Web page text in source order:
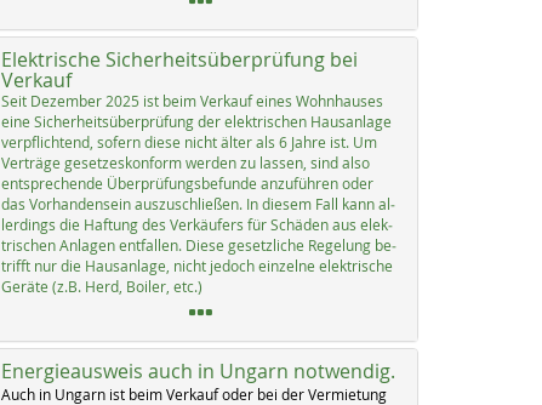
Elektrische Sicherheitsüberprüfung bei
Verkauf
Seit De­zem­ber 2025 ist beim Ver­kauf ei­nes Wohn­hau­ses
ei­ne Si­cher­heits­über­prü­fung der elek­tri­schen Haus­an­la­ge
verpf­lich­tend, so­fern die­se nicht äl­ter als 6 Jah­re ist. Um
Ver­trä­ge ge­set­zes­kon­form wer­den zu las­sen, sind al­so
ent­sp­re­chen­de Über­prü­fungs­be­fun­de an­zu­füh­ren oder
das Vor­han­den­sein aus­zu­sch­lie­ßen. In die­sem Fall kann al­
ler­dings die Haf­tung des Ver­käu­fers für Schä­den aus elek­
tri­schen An­la­gen ent­fal­len. Die­se ge­setz­li­che Re­ge­lung be­
trifft nur die Haus­an­la­ge, nicht je­doch ein­zel­ne elek­tri­sche
Ge­rä­te (z.B. Herd, Boi­ler, etc.)
Energieausweis auch in Ungarn notwendig.
Auch in Un­garn ist beim Ver­kauf oder bei der Ver­mie­tung